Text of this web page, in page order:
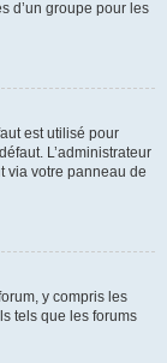
d’un groupe pour les
est utilisé pour
L’administrateur
via votre panneau de
y compris les
tels que les forums